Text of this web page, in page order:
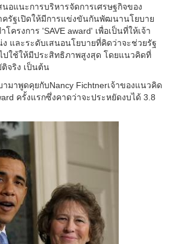
นอแนะการบริหารจัดการเศรษฐกิจของ
ครัฐเปิดให้มีการแข่งขันกันพัฒนานโยบาย
ครงการ 'SAVE award' เพื่อเป็นที่ให้เจ้า
และระดับเสนอนโยบายที่คิดว่าจะช่วยรัฐ
ปใช้ให้มีประสิทธิภาพสูงสุด โดยแนวคิดที่
จริง เป็นต้น
มาพูดคุยกับNancy Fichtnerเจ้าของแนวคิด
ครั้งแรกซึ่งคาดว่าจะประหยัดงบได้ 3.8